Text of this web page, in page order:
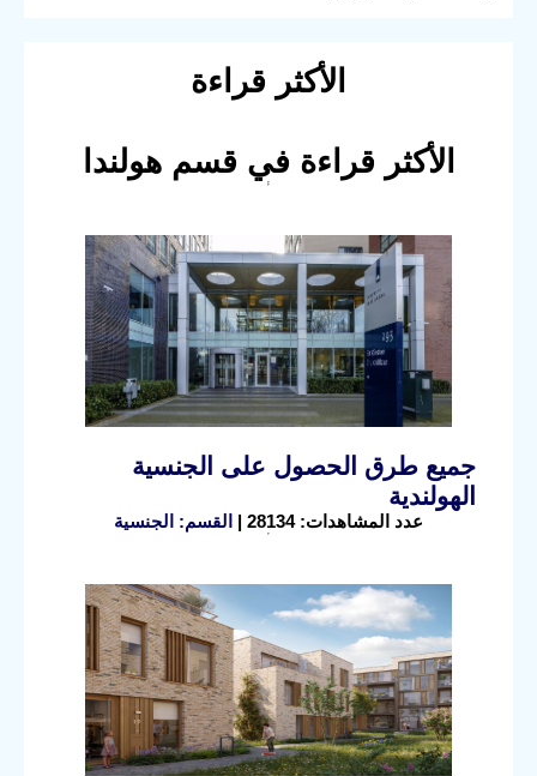
الأكثر قراءة
الأكثر قراءة في قسم هولندا
جميع طرق الحصول على الجنسية
الهولندية
عدد المشاهدات: 28134 | القسم: الجنسية